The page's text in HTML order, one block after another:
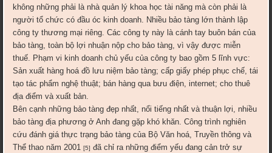
không những phải là nhà quản lý khoa học tài năng mà còn phải là
người tổ chức có đầu óc kinh doanh. Nhiều bảo tàng lớn thành lập
công ty thương mại riêng. Các công ty này là cánh tay buôn bán của
bảo tàng, toàn bộ lợi nhuận nộp cho bảo tàng, vì vậy được miễn
thuế. Phạm vi kinh doanh chủ yếu của công ty bao gồm 5 lĩnh vực:
Sản xuất hàng hoá đồ lưu niệm bảo tàng; cấp giấy phép phục chế, tái
tạo tác phẩm nghệ thuật; bán hàng qua bưu điện, internet; cho thuê
địa điểm và xuất bản.
Bên cạnh những bảo tàng đẹp nhất, nổi tiếng nhất và thuận lợi, nhiều
bảo tàng địa phương ở Anh đang gặp khó khăn. Công trình nghiên
cứu đánh giá thực trạng bảo tàng của Bộ Văn hoá, Truyền thông và
Thể thao năm 2001[5] đã chỉ ra những điểm yếu đang cản trở sự